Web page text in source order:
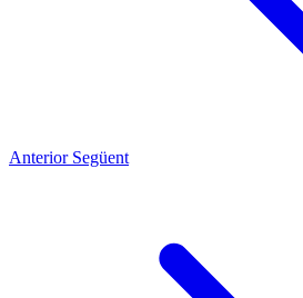
Anterior Següent